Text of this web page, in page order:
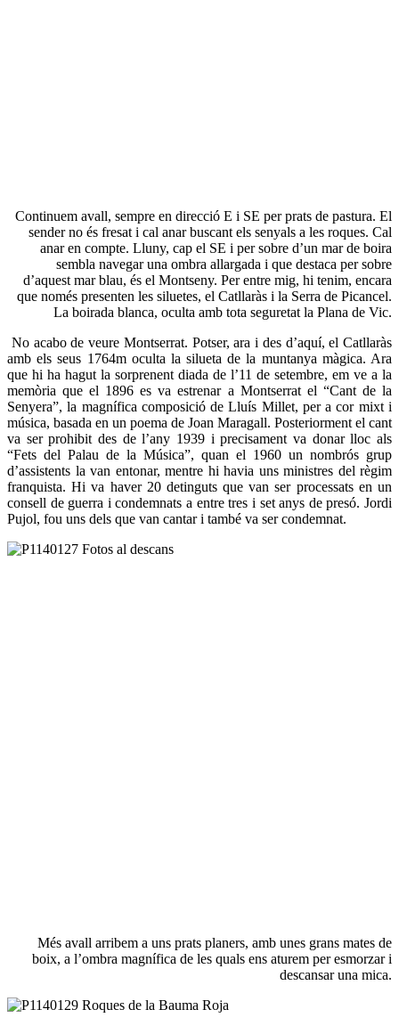
Continuem avall, sempre en direcció E i SE per prats de pastura. El
sender no és fresat i cal anar buscant els senyals a les roques. Cal
anar en compte. Lluny, cap el SE i per sobre d’un mar de boira
sembla navegar una ombra allargada i que destaca per sobre
d’aquest mar blau, és el Montseny. Per entre mig, hi tenim, encara
que només presenten les siluetes, el Catllaràs i la Serra de Picancel.
La boirada blanca, oculta amb tota seguretat la Plana de Vic.
No acabo de veure Montserrat. Potser, ara i des d’aquí, el Catllaràs
amb els seus 1764m oculta la silueta de la muntanya màgica. Ara
que hi ha hagut la sorprenent diada de l’11 de setembre, em ve a la
memòria que el 1896 es va estrenar a Montserrat el “Cant de la
Senyera”, la magnífica composició de Lluís Millet, per a cor mixt i
música, basada en un poema de Joan Maragall. Posteriorment el cant
va ser prohibit des de l’any 1939 i precisament va donar lloc als
“Fets del Palau de la Música”, quan el 1960 un nombrós grup
d’assistents la van entonar, mentre hi havia uns ministres del règim
franquista. Hi va haver 20 detinguts que van ser processats en un
consell de guerra i condemnats a entre tres i set anys de presó. Jordi
Pujol, fou uns dels que van cantar i també va ser condemnat.
Més avall arribem a uns prats planers, amb unes grans mates de
boix, a l’ombra magnífica de les quals ens aturem per esmorzar i
descansar una mica.